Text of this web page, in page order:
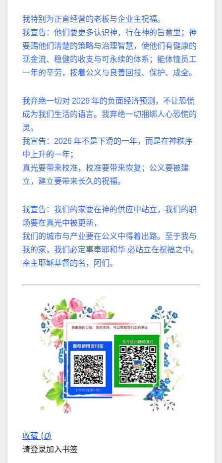
我特别为正直经营的老板与企业主祝福。
我宣告：他们要更多认识神，行在神的旨意里；神
要赐他们清楚的策略与治理智慧，使他们有健康的
现金流、稳健的收支与可永续的体系；能体恤员工
一年的辛劳，按着公义与良善回报、保护、成全。
我弃绝一切对 2026 年的负面经济预测，不让恐慌
成为我们生活的语言。我弃绝一切捆绑人心恐慌的
灵。
我宣告： 2026 年不是下滑的一年，而是在神秩序
中上升的一年；
真光要带来校准，校准要带来恢复；公义要被建
立，建立要带来长久的祝福。
我宣告：我们的家要在神的供应中站立，我们的职
场要在真光中被更新，
我们的城市与产业要在公义中得着出路。至于我与
我的家，我们必定事奉耶和华 必站立在祝福之中。
奉主耶稣基督的名，阿们。
收藏 (0)
请登录加入书签